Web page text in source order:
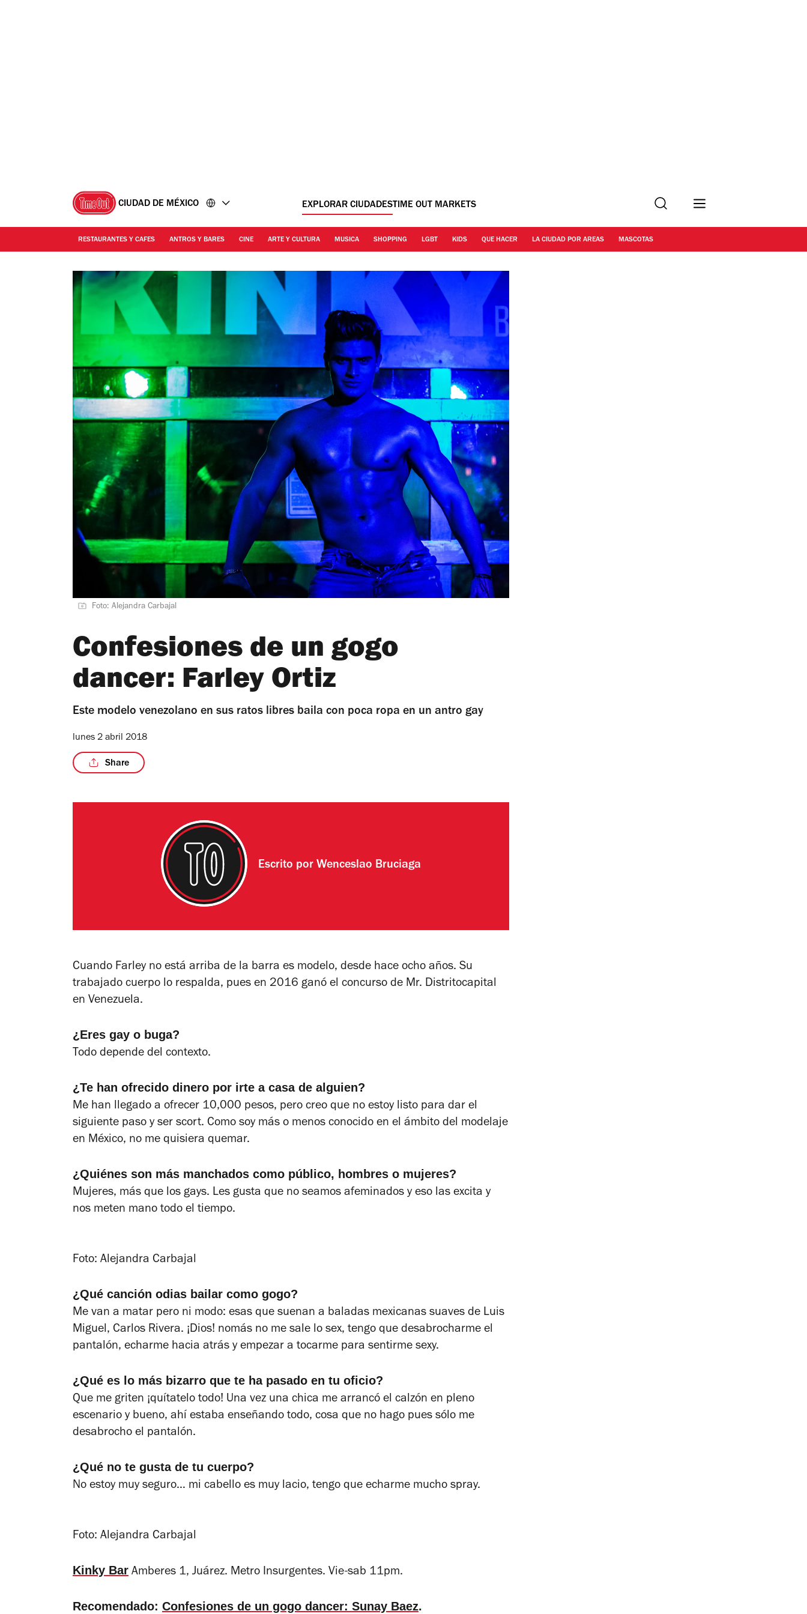
CIUDAD DE MÉXICO EXPLORAR CIUDADESTIME OUT MARKETS Buscar
RESTAURANTES Y CAFES ANTROS Y BARES CINE ARTE Y CULTURA MUSICA SHOPPING LGBT KIDS QUE HACER LA CIUDAD POR AREAS MASCOTAS
Foto: Alejandra Carbajal
Confesiones de un gogo
dancer: Farley Ortiz
Este modelo venezolano en sus ratos libres baila con poca ropa en un antro gay
lunes 2 abril 2018
Share
Escrito por Wenceslao Bruciaga
Cuando Farley no está arriba de la barra es modelo, desde hace ocho años. Su
trabajado cuerpo lo respalda, pues en 2016 ganó el concurso de Mr. Distritocapital
en Venezuela.
¿Eres gay o buga?
Todo depende del contexto.
¿Te han ofrecido dinero por irte a casa de alguien?
Me han llegado a ofrecer 10,000 pesos, pero creo que no estoy listo para dar el
siguiente paso y ser scort. Como soy más o menos conocido en el ámbito del modelaje
en México, no me quisiera quemar.
¿Quiénes son más manchados como público, hombres o mujeres?
Mujeres, más que los gays. Les gusta que no seamos afeminados y eso las excita y
nos meten mano todo el tiempo.
Foto: Alejandra Carbajal
¿Qué canción odias bailar como gogo?
Me van a matar pero ni modo: esas que suenan a baladas mexicanas suaves de Luis
Miguel, Carlos Rivera. ¡Dios! nomás no me sale lo sex, tengo que desabrocharme el
pantalón, echarme hacia atrás y empezar a tocarme para sentirme sexy.
¿Qué es lo más bizarro que te ha pasado en tu oficio?
Que me griten ¡quítatelo todo! Una vez una chica me arrancó el calzón en pleno
escenario y bueno, ahí estaba enseñando todo, cosa que no hago pues sólo me
desabrocho el pantalón.
¿Qué no te gusta de tu cuerpo?
No estoy muy seguro… mi cabello es muy lacio, tengo que echarme mucho spray.
Foto: Alejandra Carbajal
Kinky Bar Amberes 1, Juárez. Metro Insurgentes. Vie-sab 11pm.
Recomendado: Confesiones de un gogo dancer: Sunay Baez.